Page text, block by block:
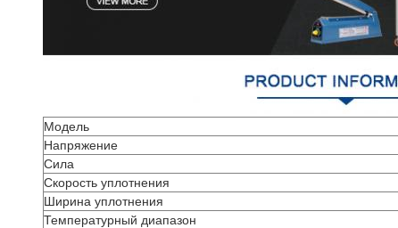
Модель
Напряжение
Сила
Скорость уплотнения
Ширина уплотнения
Температурный диапазон